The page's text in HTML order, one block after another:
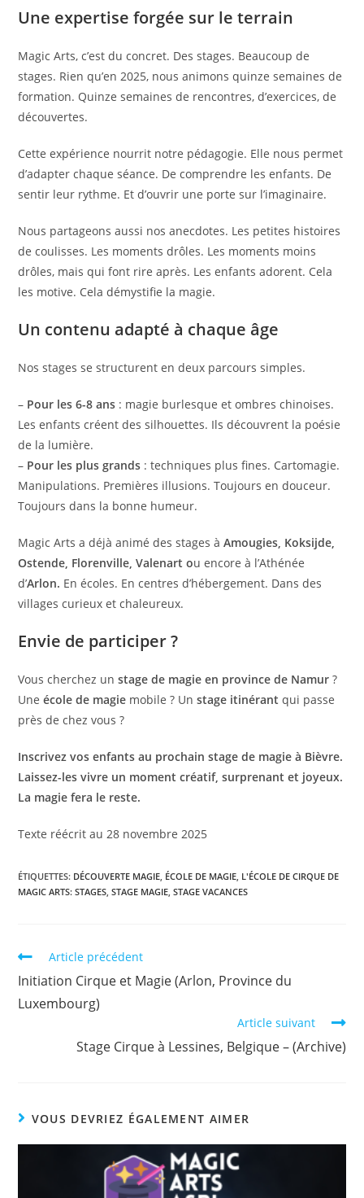
Une expertise forgée sur le terrain
Magic Arts, c’est du concret. Des stages. Beaucoup de
stages. Rien qu’en 2025, nous animons quinze semaines de
formation. Quinze semaines de rencontres, d’exercices, de
découvertes.
Cette expérience nourrit notre pédagogie. Elle nous permet
d’adapter chaque séance. De comprendre les enfants. De
sentir leur rythme. Et d’ouvrir une porte sur l’imaginaire.
Nous partageons aussi nos anecdotes. Les petites histoires
de coulisses. Les moments drôles. Les moments moins
drôles, mais qui font rire après. Les enfants adorent. Cela
les motive. Cela démystifie la magie.
Un contenu adapté à chaque âge
Nos stages se structurent en deux parcours simples.
– Pour les 6-8 ans : magie burlesque et ombres chinoises.
Les enfants créent des silhouettes. Ils découvrent la poésie
de la lumière.
– Pour les plus grands : techniques plus fines. Cartomagie.
Manipulations. Premières illusions. Toujours en douceur.
Toujours dans la bonne humeur.
Magic Arts a déjà animé des stages à Amougies, Koksijde,
Ostende, Florenville, Valenart ou encore à l’Athénée
d’Arlon. En écoles. En centres d’hébergement. Dans des
villages curieux et chaleureux.
Envie de participer ?
Vous cherchez unstage de magie en province de Namur ?
Uneécole de magie mobile ? Unstage itinérant qui passe
près de chez vous ?
Inscrivez vos enfants au prochain stage de magie à Bièvre.
Laissez-les vivre un moment créatif, surprenant et joyeux.
La magie fera le reste.
Texte réécrit au 28 novembre 2025
ÉTIQUETTES: DÉCOUVERTE MAGIE, ÉCOLE DE MAGIE, L'ÉCOLE DE CIRQUE DE
MAGIC ARTS: STAGES, STAGE MAGIE, STAGE VACANCES
Article précédent
Initiation Cirque et Magie (Arlon, Province du
Luxembourg)
Article suivant
Stage Cirque à Lessines, Belgique – (Archive)
VOUS DEVRIEZ ÉGALEMENT AIMER